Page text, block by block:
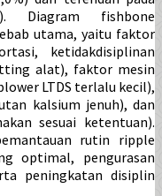
Diagram fishbone
utama, yaitu faktor
ketidakdisiplinan
alat), faktor mesin
LTDS terlalu kecil),
kalsium jenuh), dan
sesuai ketentuan).
rutin ripple
optimal, pengurasan
peningkatan disiplin